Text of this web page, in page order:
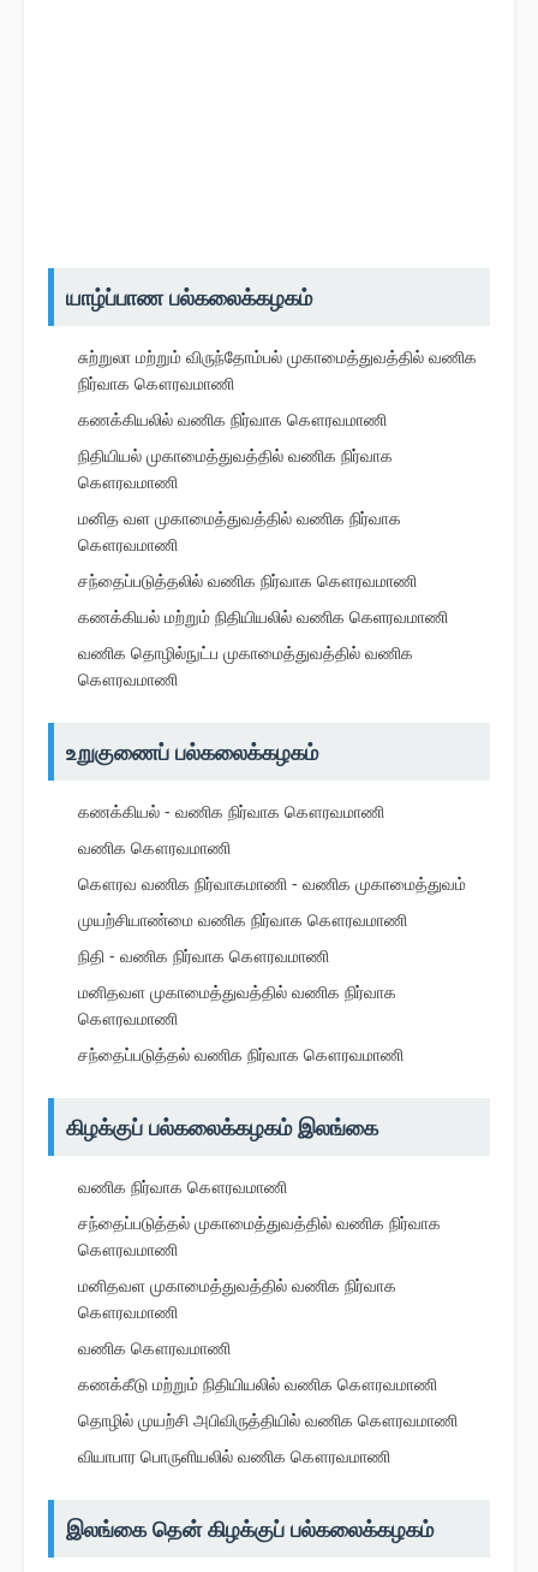
யாழ்ப்பாண பல்கலைக்கழகம்
சுற்றுலா மற்றும் விருந்தோம்பல் முகாமைத்துவத்தில் வணிக
நிர்வாக கௌரவமாணி
கணக்கியலில் வணிக நிர்வாக கௌரவமாணி
நிதியியல் முகாமைத்துவத்தில் வணிக நிர்வாக
கௌரவமாணி
மனித வள முகாமைத்துவத்தில் வணிக நிர்வாக
கௌரவமாணி
சந்தைப்படுத்தலில் வணிக நிர்வாக கௌரவமாணி
கணக்கியல் மற்றும் நிதியியலில் வணிக கெளரவமாணி
வணிக தொழில்நுட்ப முகாமைத்துவத்தில் வணிக
கௌரவமாணி
உறுகுணைப் பல்கலைக்கழகம்
கணக்கியல் - வணிக நிர்வாக கௌரவமாணி
வணிக கௌரவமாணி
கௌரவ வணிக நிர்வாகமாணி - வணிக முகாமைத்துவம்
முயற்சியாண்மை வணிக நிர்வாக கௌரவமாணி
நிதி - வணிக நிர்வாக கௌரவமாணி
மனிதவள முகாமைத்துவத்தில் வணிக நிர்வாக
கௌரவமாணி
சந்தைப்படுத்தல் வணிக நிர்வாக கௌரவமாணி
கிழக்குப் பல்கலைக்கழகம் இலங்கை
வணிக நிர்வாக கௌரவமாணி
சந்தைப்படுத்தல் முகாமைத்துவத்தில் வணிக நிர்வாக
கௌரவமாணி
மனிதவள முகாமைத்துவத்தில் வணிக நிர்வாக
கௌரவமாணி
வணிக கௌரவமாணி
கணக்கீடு மற்றும் நிதியியலில் வணிக கௌரவமாணி
தொழில் முயற்சி அபிவிருத்தியில் வணிக கௌரவமாணி
வியாபார பொருளியலில் வணிக கௌரவமாணி
இலங்கை தென் கிழக்குப் பல்கலைக்கழகம்